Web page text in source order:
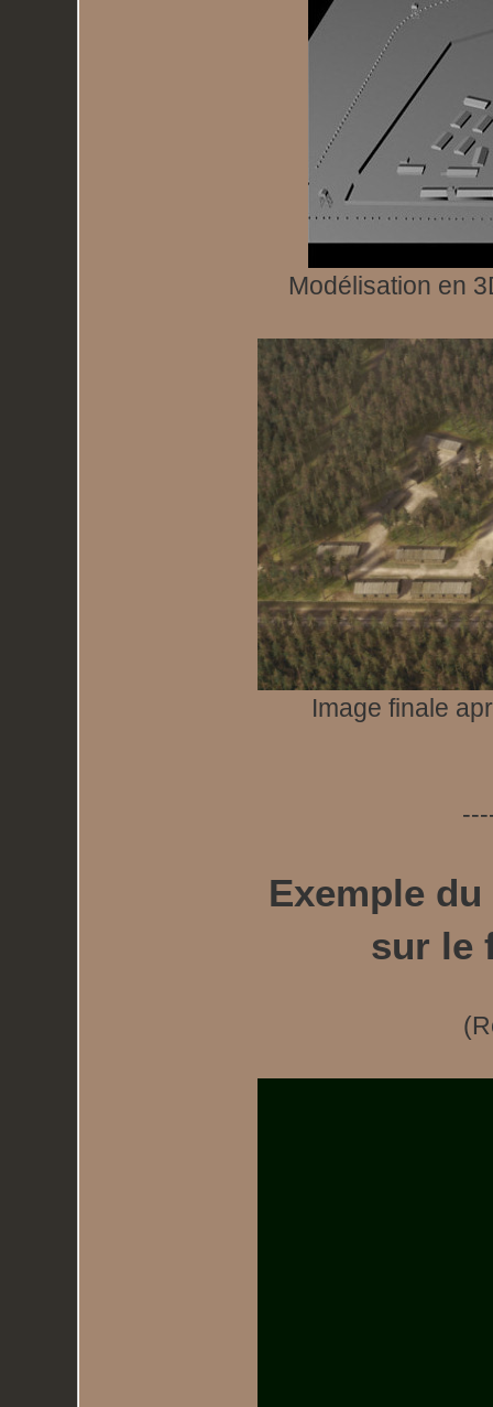
Modélisation en
Image finale
Exemple
sur le